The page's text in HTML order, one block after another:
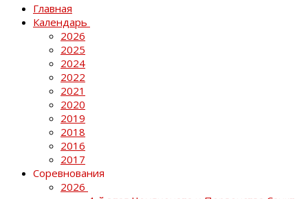
Главная
Календарь
2026
2025
2024
2022
2021
2020
2019
2018
2016
2017
Соревнования
2026